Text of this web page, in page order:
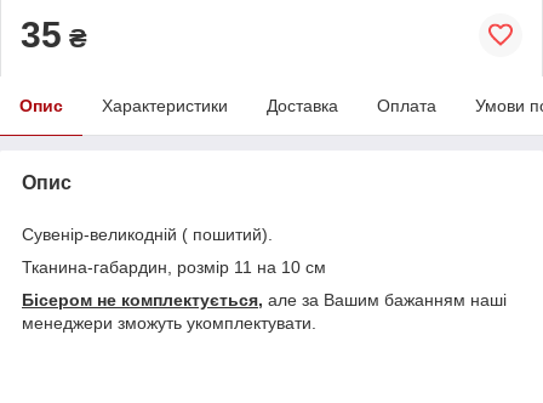
35 ₴
Опис Характеристики Доставка Оплата Умови
Опис
Сувенір-великодній ( пошитий).
Тканина-габардин, розмір 11 на 10 см
Бісером не комплектується, але за Вашим бажанням наші
менеджери зможуть укомплектувати.